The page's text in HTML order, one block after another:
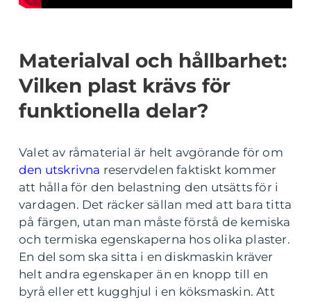
Materialval och hållbarhet:
Vilken plast krävs för
funktionella delar?
Valet av råmaterial är helt avgörande för om
den utskrivna reservdelen faktiskt kommer
att hålla för den belastning den utsätts för i
vardagen. Det räcker sällan med att bara titta
på färgen, utan man måste förstå de kemiska
och termiska egenskaperna hos olika plaster.
En del som ska sitta i en diskmaskin kräver
helt andra egenskaper än en knopp till en
byrå eller ett kugghjul i en köksmaskin. Att